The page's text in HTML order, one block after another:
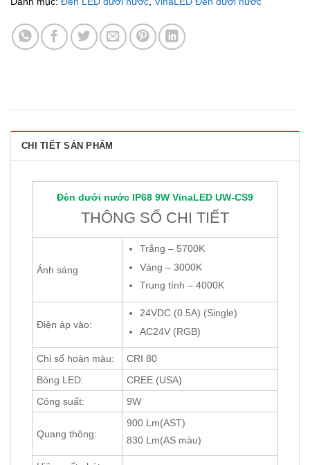
CHI TIẾT SẢN PHẨM
Đèn dưới nước IP68 9W VinaLED UW-CS9
THÔNG SỐ CHI TIẾT
Ánh sáng
Trắng – 5700K
Vàng – 3000K
Trung tính – 4000K
Điện áp vào:
24VDC (0.5A) (Single)
AC24V (RGB)
Chỉ số hoàn màu:
CRI 80
Bóng LED:
CREE (USA)
Công suất:
9W
Quang thông:
900 Lm(AST)
830 Lm(AS màu)